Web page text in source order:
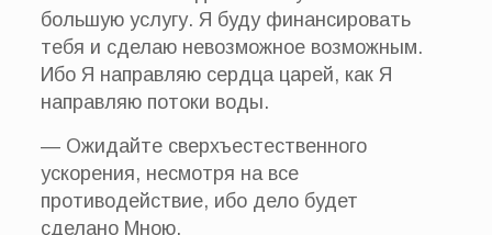
большую услугу. Я буду финансировать
тебя и сделаю невозможное возможным.
Ибо Я направляю сердца царей, как Я
направляю потоки воды.
— Ожидайте сверхъестественного
ускорения, несмотря на все
противодействие, ибо дело будет
сделано Мною.